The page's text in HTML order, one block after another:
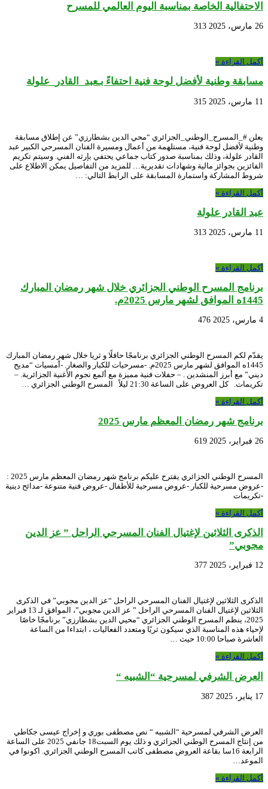
الاحتفالية الخاصة بمناسبة اليوم العالمي للمسرح
26 مارس، 2025 313
أكمل القراءة »
مسابقة وطنية لأفضل لوحة فنية احتفاءً بـعبد_القادر_علولة
11 مارس، 2025 315
يعلن #_المسرح_الوطني_الجزائري “محي الدين بشطارزي” عن إطلاق مسابقة
وطنية لأفضل لوحة فنية، مستلهمة من أعمال ومسيرة الفنان المسرحي الكبير عبد
القادر علولة، وذلك بمناسبة صدور كتاب جماعي يحتفي بإرثه الفني. وسيتم تكريم
الفائزين بجوائز مالية وشهادات تقديرية… للمزيد من التفاصيل يمكن الاطلاع على
شروط المشاركة واستمارة المسابقة على الرابط التالي: …
أكمل القراءة »
عبد القادر علولة
11 مارس، 2025 313
أكمل القراءة »
برنامج المسرح الوطني الجزائري خلال شهر رمضان المبارك
1445ه الموافق لشهر مارس 2025م.
4 مارس، 2025 476
يقدّم لكم المسرح الوطني الجزائري برنامجًا حافلًا و ثريا خلال شهر رمضان المبارك
1445ه الموافق لشهر مارس 2025م. -مسرحيات للكبار والصغار. -أمسيات “مديح
ديني” مع أبرز المنشدين . – حفلات فنية مميزة مع ألمع نجوم الأغنية الجزائرية. –
تكريمات. كل العروض على الساعة 21:30 ليلاً المسرح الوطني الجزائري …
أكمل القراءة »
برنامج شهر رمضان المعظم مارس 2025
26 فبراير، 2025 619
المسرح الوطني الجزائري يقترح عليكم برنامج شهر رمضان المعظم مارس 2025 :
-عروض مسرحية للكبار -عروض مسرحية للأطفال -عروض فنية متنوعة -مدائح دينية
-تكريمات
أكمل القراءة »
الذكرى الثلاثين لإغتيال الفنان المسرحي الراحل ” عز الدين
مجوبي”
12 فبراير، 2025 377
الذكرى الثلاثين لإغتيال الفنان المسرحي الراحل “عز الدين مجوبي” في الذكرى
الثلاثين لإغتيال الفنان المسرحي الراحل ” عز الدين مجوبي”، الموافق لـ 13 فبراير
2025، ينظم المسرح الوطني الجزائري “محيي الدين بشطارزي” برنامجًا خاصًا
لإحياء هذه المناسبة الذي سيكون ثريًا ومتعدد الفعاليات ، ابتداءا من الساعة
العاشرة صباحا 10:00 حيث …
أكمل القراءة »
العرض الشرفي لمسرحية “الشبيه “
17 يناير، 2025 387
العرض الشرفي لمسرحية “الشبيه “ نص مصطفى بوري و إخراج عيسى جكاطي
من إنتاج المسرح الوطني الجزائري و ذلك يوم السبت18 جانفي 2025 على الساعة
الرابعة 16سا بقاعة العروض مصطفى كاتب المسرح الوطني الجزائري. اكونوا في
الموعد…
أكمل القراءة »